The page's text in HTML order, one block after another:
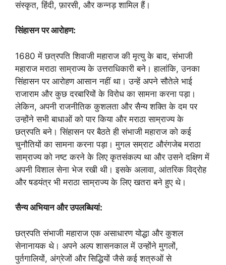
संस्कृत, हिंदी, फ़ारसी, और कन्नड़ शामिल हैं।
सिंहासन पर आरोहण:
1680 में छत्रपति शिवाजी महाराज की मृत्यु के बाद, संभाजी
महाराज मराठा साम्राज्य के उत्तराधिकारी बने। हालांकि, उनका
सिंहासन पर आरोहण आसान नहीं था। उन्हें अपने सौतेले भाई
राजाराम और कुछ दरबारियों के विरोध का सामना करना पड़ा।
लेकिन, अपनी राजनीतिक कुशलता और सैन्य शक्ति के दम पर
उन्होंने सभी बाधाओं को पार किया और मराठा साम्राज्य के
छत्रपति बने। सिंहासन पर बैठते ही संभाजी महाराज को कई
चुनौतियों का सामना करना पड़ा। मुगल सम्राट औरंगजेब मराठा
साम्राज्य को नष्ट करने के लिए कृतसंकल्प था और उसने दक्षिण में
अपनी विशाल सेना भेज रखी थी। इसके अलावा, आंतरिक विद्रोह
और षडयंत्र भी मराठा साम्राज्य के लिए खतरा बने हुए थे।
सैन्य अभियान और उपलब्धियां:
छत्रपति संभाजी महाराज एक असाधारण योद्धा और कुशल
सेनानायक थे। अपने अल्प शासनकाल में उन्होंने मुगलों,
पुर्तगालियों, अंग्रेजों और सिद्धियों जैसे कई शत्रुओं से